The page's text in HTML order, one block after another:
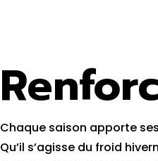
Chaque saison apporte
Qu’il s’agisse du froid